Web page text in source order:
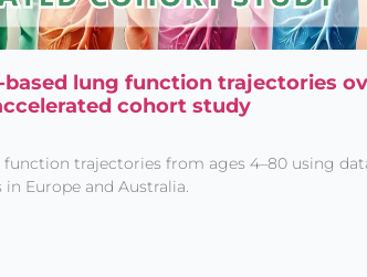
based lung function trajectories
cohort study
trajectories from ages 4–80 using
Europe and Australia.